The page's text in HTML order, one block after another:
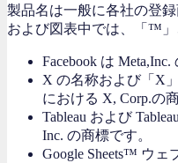
製品名は一般に各社の登
および図表中では、「™」
Facebook は Meta,Inc.
X の名称および「X
における X, Corp.の
Tableau および
Inc. の商標です。
Google Sheets™ ウェ